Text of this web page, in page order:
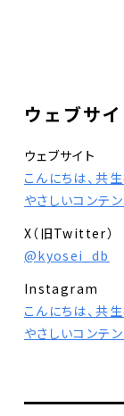
ウェブサ
ウェブサイト
こんにちは、共
やさしいコンテ
X（旧Twitter）
@kyosei_db
Instagram
こんにちは、共
やさしいコンテ